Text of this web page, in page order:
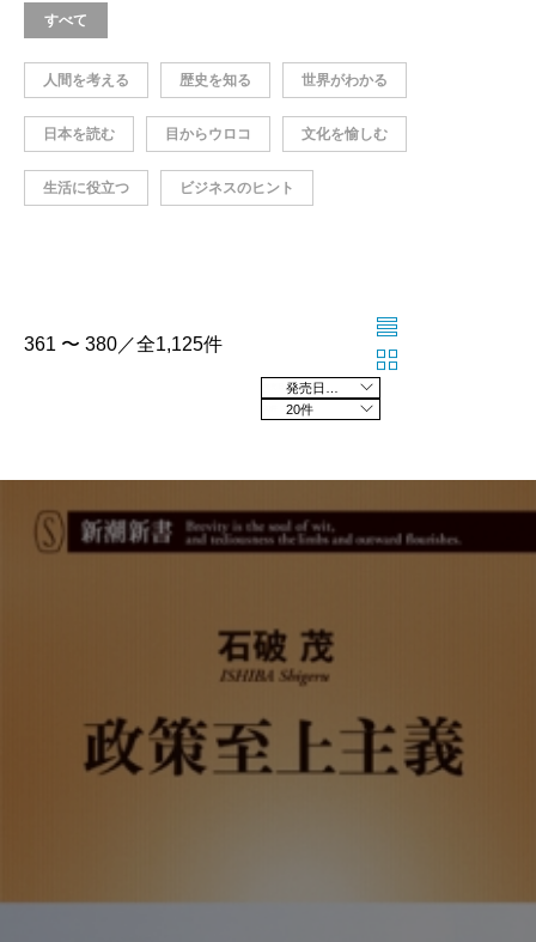
すべて
人間を考える 歴史を知る 世界がわかる
日本を読む 目からウロコ 文化を愉しむ
生活に役立つ ビジネスのヒント
361 〜 380／全1,125件
20件